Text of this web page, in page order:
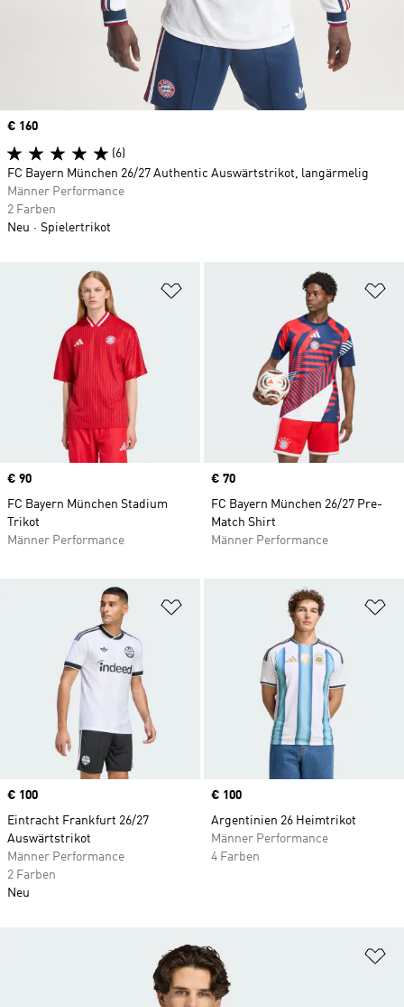
Zur Wunschliste hinzufügen
Price
€ 90
FC Bayern München Stadium
Trikot
Männer Performance
Price
€ 70
FC Bayern München 26/27 Pre-
Match Shirt
Männer Performance
Zur Wunschliste hinzufügen
Price
€ 100
Eintracht Frankfurt 26/27
Auswärtstrikot
Männer Performance
2 Farben
Neu
Price
€ 100
Argentinien 26 Heimtrikot
Männer Performance
4 Farben
Price
€ 160
(6)
FC Bayern München 26/27 Authentic Auswärtstrikot, langärmelig
Männer Performance
2 Farben
Neu
Spielertrikot